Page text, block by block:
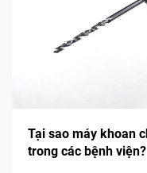
Tại sao máy khoan
trong các bệnh viện?